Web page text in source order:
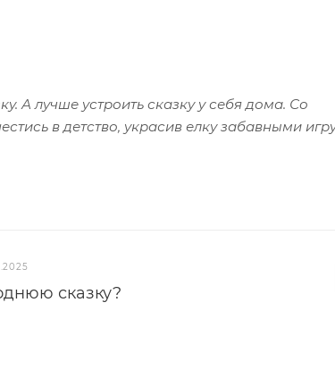
А лучше устроить сказку у себя дома. Со
в детство, украсив елку забавными
сказку?